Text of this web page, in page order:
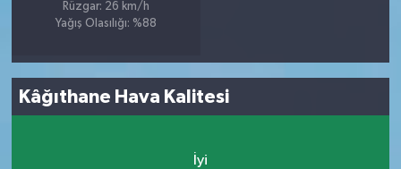
Rüzgar: 26 km/h
Yağış Olasılığı: %88
Kâğıthane Hava Kalitesi
İyi